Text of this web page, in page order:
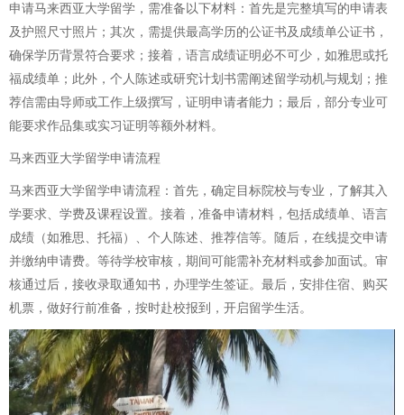
申请马来西亚大学留学，需准备以下材料：首先是完整填写的申请表
及护照尺寸照片；其次，需提供最高学历的公证书及成绩单公证书，
确保学历背景符合要求；接着，语言成绩证明必不可少，如雅思或托
福成绩单；此外，个人陈述或研究计划书需阐述留学动机与规划；推
荐信需由导师或工作上级撰写，证明申请者能力；最后，部分专业可
能要求作品集或实习证明等额外材料。
马来西亚大学留学申请流程
马来西亚大学留学申请流程：首先，确定目标院校与专业，了解其入
学要求、学费及课程设置。接着，准备申请材料，包括成绩单、语言
成绩（如雅思、托福）、个人陈述、推荐信等。随后，在线提交申请
并缴纳申请费。等待学校审核，期间可能需补充材料或参加面试。审
核通过后，接收录取通知书，办理学生签证。最后，安排住宿、购买
机票，做好行前准备，按时赴校报到，开启留学生活。